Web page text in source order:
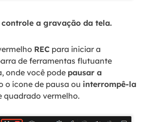
controle a gravação da tela.
RECpara iniciar a
de ferramentas flutuante
onde você pode pausar a
o ícone de pausa ou interrompê-la
quadrado vermelho.